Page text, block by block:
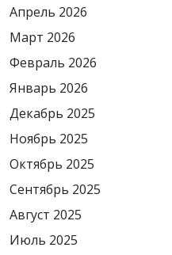
Апрель 2026
Март 2026
Февраль 2026
Январь 2026
Декабрь 2025
Ноябрь 2025
Октябрь 2025
Сентябрь 2025
Август 2025
Июль 2025